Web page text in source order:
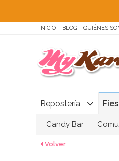
INICIO BLOG QUIÉNES
Repostería
Candy Bar
Volver